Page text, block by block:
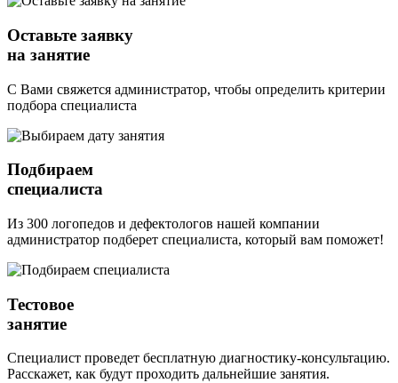
Оставьте заявку
на занятие
С Вами свяжется администратор, чтобы определить критерии
подбора специалиста
Подбираем
специалиста
Из 300 логопедов и дефектологов нашей компании
администратор подберет специалиста, который вам поможет!
Тестовое
занятие
Специалист проведет бесплатную диагностику-консультацию.
Расскажет, как будут проходить дальнейшие занятия.